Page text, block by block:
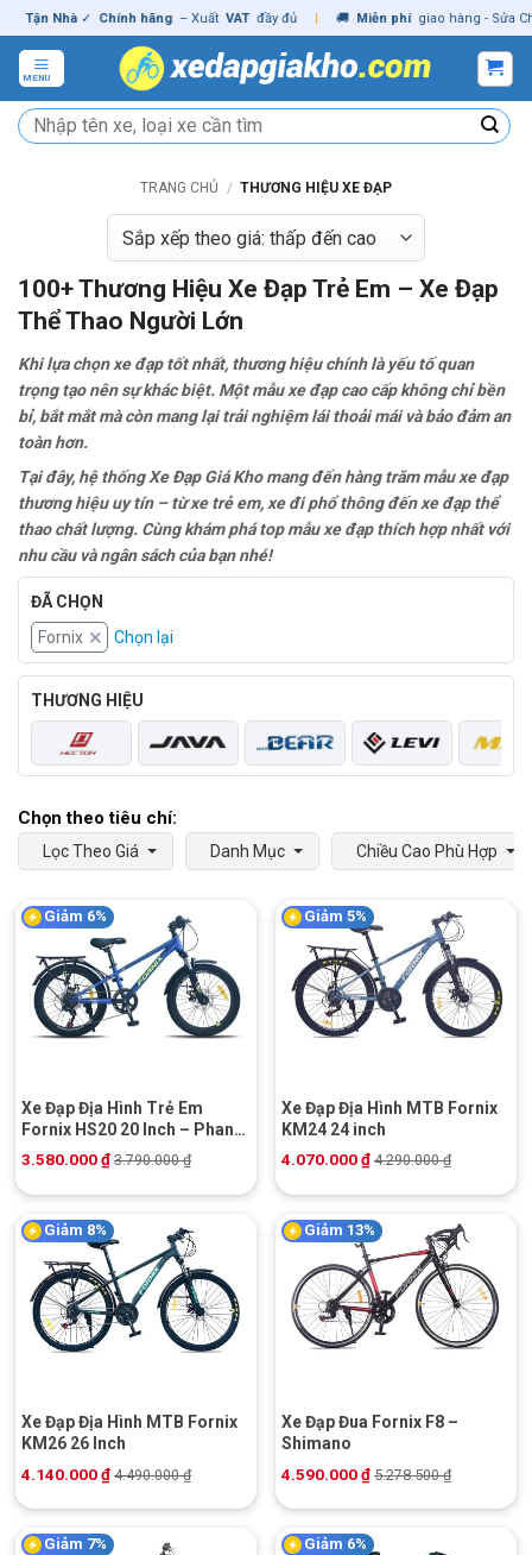
Skip
to
content
Nhà ✓ Chính hãng – Xuất VAT đầy đủ | 🚚 Miễn phí giao hàng - Sửa Chữa
MENU
Tìm
kiếm:
TRANG CHỦ / THƯƠNG HIỆU XE ĐẠP
100+ Thương Hiệu Xe Đạp Trẻ Em – Xe Đạp
Thể Thao Người Lớn
Khi lựa chọn xe đạp tốt nhất, thương hiệu chính là yếu tố quan
trọng tạo nên sự khác biệt. Một mẫu xe đạp cao cấp không chỉ bền
bỉ, bắt mắt mà còn mang lại trải nghiệm lái thoải mái và bảo đảm an
toàn hơn.
Tại đây, hệ thống Xe Đạp Giá Kho mang đến hàng trăm mẫu xe đạp
thương hiệu uy tín – từ xe trẻ em, xe đi phổ thông đến xe đạp thể
thao chất lượng. Cùng khám phá top mẫu xe đạp thích hợp nhất với
nhu cầu và ngân sách của bạn nhé!
ĐÃ CHỌN
Fornix
Chọn lại
THƯƠNG HIỆU
Lọc Theo Giá Danh Mục Chiều Cao Phù Hợp
Giảm 6%
Xe Đạp Địa Hình Trẻ Em
Fornix HS20 20 Inch – Phanh
Đĩa Cơ
3.580.000₫ 3.790.000₫
Giảm 5%
Xe Đạp Địa Hình MTB Fornix
KM24 24 inch
4.070.000₫ 4.290.000₫
Giảm 8%
Xe Đạp Địa Hình MTB Fornix
KM26 26 Inch
4.140.000₫ 4.490.000₫
Giảm 13%
Xe Đạp Đua Fornix F8 –
Shimano
4.590.000₫ 5.278.500₫
Giảm 7% Giảm 6%